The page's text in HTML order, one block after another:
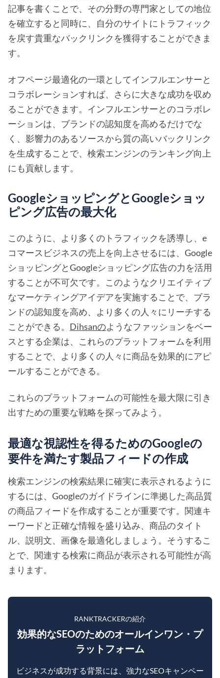
記事を書くことで、その分野の専門家としての地位
を確立すると同時に、自分のサイトにトラフィック
を戻す貴重なバックリンクを獲得することができま
す。
オフページ最適化の一環としてインフルエンサーと
コラボレーションすれば、さらに大きな成功を収め
ることができます。インフルエンサーとのコラボレ
ーションは、ブランドの認知度を高めるだけでな
く、影響力のあるソースから質の高いバックリンク
を生成することで、検索エンジンのランキング向上
にも貢献します。
GoogleショッピングとGoogleショッ
ピング広告の最大化
このように、より多くのトラフィックを誘導し、e
コマースビジネスの売上を向上させるには、Google
ショッピングとGoogleショッピング広告の力を活用
することが不可欠です。このようなクリエイティブ
なマーケティングアイデアを実施することで、ブラ
ンドの認知度を高め、より多くの人々にリーチする
ことができる。 Dihsanのようなファッションをベー
スとする企業は、これらのプラットフォームを利用
することで、より多くの人々に商品を効果的にアピ
ールすることができる。
これらのプラットフォームの可能性を最大限に引き
出すための重要な戦略を探ってみよう。
最適な視認性を得るためのGoogleの
要件を満たす製品フィードの作成
検索エンジンの検索結果に確実に表示されるように
するには、Googleのガイドラインに準拠した高品質
の商品フィードを作成することが重要です。関連キ
ーワードと正確な情報を盛り込み、商品のタイト
ル、説明文、画像を最適化しましょう。そうするこ
とで、関連する検索に商品が表示される可能性が高
まります。
RANKTRACKERの紹介
効果的なSEOのためのオールインワン・プ
ラットフォーム
ビジネスが成功する背景には、強力なSEOキャンペー